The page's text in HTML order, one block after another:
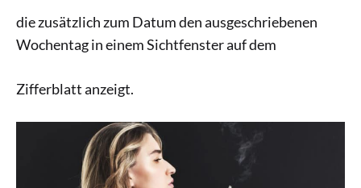
die zusätzlich zum Datum den ausgeschriebenen
Wochentag in einem Sichtfenster auf dem
Zifferblatt anzeigt.